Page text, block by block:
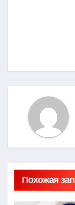
Похожая